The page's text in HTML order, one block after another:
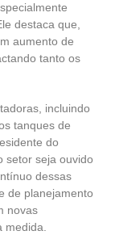
destaca que,
aumento de
tanto os
incluindo
tanques de
do
setor seja ouvido
dessas
de planejamento
novas
medida.